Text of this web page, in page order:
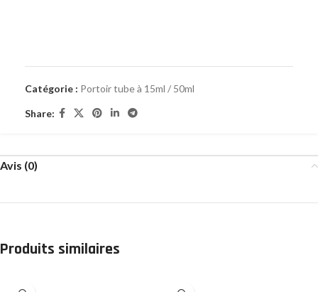
Catégorie : Portoir tube à 15ml / 50ml
Share:
Avis (0)
Produits similaires